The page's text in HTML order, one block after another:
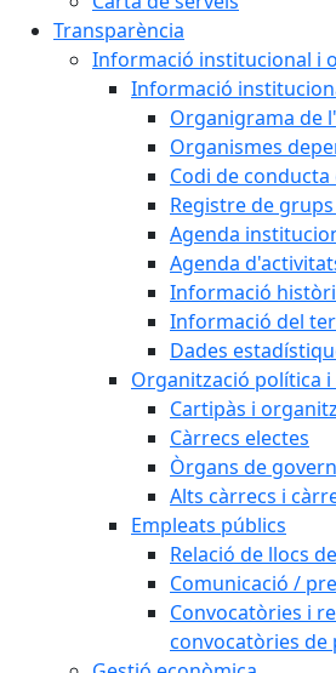
Transparència
Informació institucional i
Informació
Organigrama de
Organismes
Codi de
Registre de
Agenda
Agenda
Informació
Informació del
Dades
Organització política
Cartipàs i
Càrrecs electes
Òrgans de
Alts càrrecs i
Empleats públics
Relació de llocs
Comunicació /
Convocatòries i
convocatòries de